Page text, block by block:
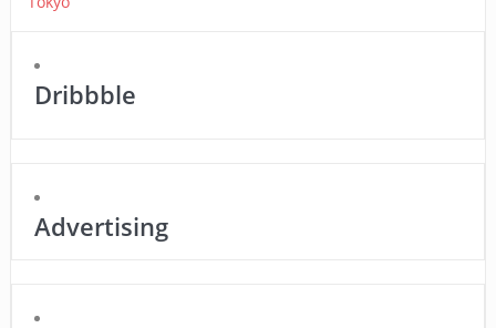
Dribbble
Advertising